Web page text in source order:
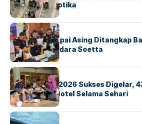
Sindikat Narkotika
BANDARA BERITA
Kopilot Maskapai Asing Ditangkap
Ekstasi di Bandara Soetta
BERITAINDEX
GM For A Day 2026 Sukses Digelar,
Operasional Hotel Selama Sehari
BANDARA BERITA